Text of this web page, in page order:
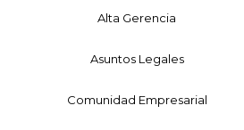
Alta Gerencia
Asuntos Legales
Comunidad Empresarial